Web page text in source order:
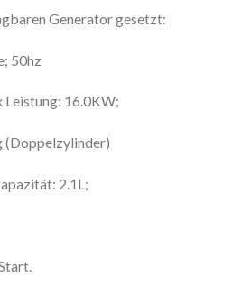
Generator gesetzt:
50hz
16.0KW;
2.1L;